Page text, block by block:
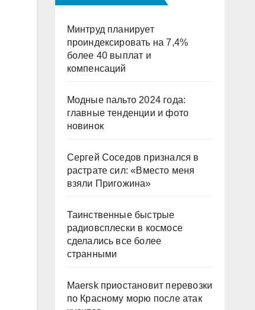
Минтруд планирует
проиндексировать на 7,4%
более 40 выплат и
компенсаций
Модные пальто 2024 года:
главные тенденции и фото
новинок
Сергей Соседов признался в
растрате сил: «Вместо меня
взяли Пригожина»
Таинственные быстрые
радиовсплески в космосе
сделались все более
странными
Maersk приостановит перевозки
по Красному морю после атак